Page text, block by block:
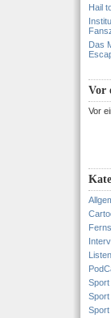
Hail
Das
Vor
Vor
Listen
Sport
Sport